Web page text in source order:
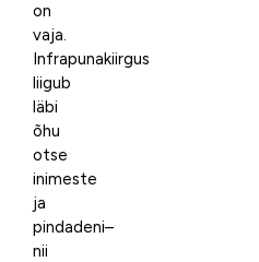
on
vaja.
Infrapunakiirgus
liigub
läbi
õhu
otse
inimeste
ja
pindadeni–
nii